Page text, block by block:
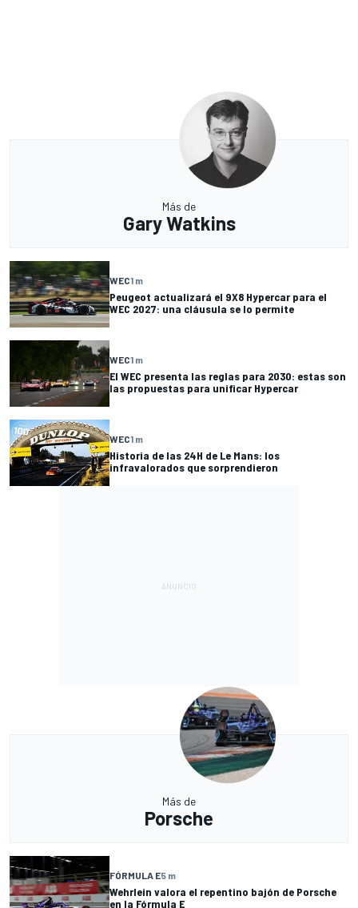
Más de
Gary Watkins
WEC1 m
Peugeot actualizará el 9X8 Hypercar para el
WEC 2027: una cláusula se lo permite
WEC1 m
El WEC presenta las reglas para 2030: estas son
las propuestas para unificar Hypercar
WEC1 m
Historia de las 24H de Le Mans: los
infravalorados que sorprendieron
Más de
Porsche
FÓRMULA E5 m
Wehrlein valora el repentino bajón de Porsche
en la Fórmula E